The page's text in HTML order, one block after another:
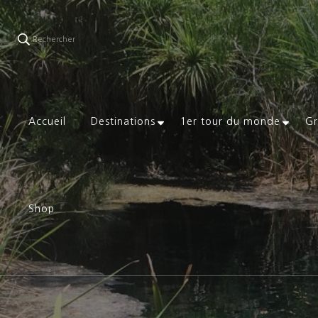
Rechercher
Accueil Destinations 1er tour du monde
Shop